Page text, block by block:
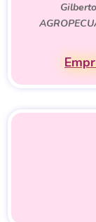
Gilberto